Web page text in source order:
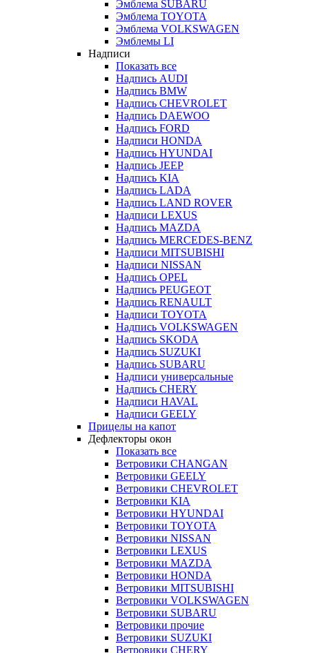
Эмблема SUBARU
Эмблема TOYOTA
Эмблема VOLKSWAGEN
Эмблемы LI
Надписи
Показать все
Надпись AUDI
Надпись BMW
Надпись CHEVROLET
Надпись DAEWOO
Надпись FORD
Надписи HONDA
Надпись HYUNDAI
Надпись JEEP
Надпись KIA
Надпись LADA
Надпись LAND ROVER
Надписи LEXUS
Надпись MAZDA
Надпись MERCEDES-BENZ
Надписи MITSUBISHI
Надписи NISSAN
Надпись OPEL
Надпись PEUGEOT
Надпись RENAULT
Надписи TOYOTA
Надпись VOLKSWAGEN
Надпись SKODA
Надпись SUZUKI
Надпись SUBARU
Надписи универсальные
Надпись CHERY
Надписи HAVAL
Надписи GEELY
Прицелы на капот
Дефлекторы окон
Показать все
Ветровики CHANGAN
Ветровики GEELY
Ветровики CHEVROLET
Ветровики KIA
Ветровики HYUNDAI
Ветровики TOYOTA
Ветровики NISSAN
Ветровики LEXUS
Ветровики MAZDA
Ветровики HONDA
Ветровики MITSUBISHI
Ветровики VOLKSWAGEN
Ветровики SUBARU
Ветровики прочие
Ветровики SUZUKI
Ветровики CHERY